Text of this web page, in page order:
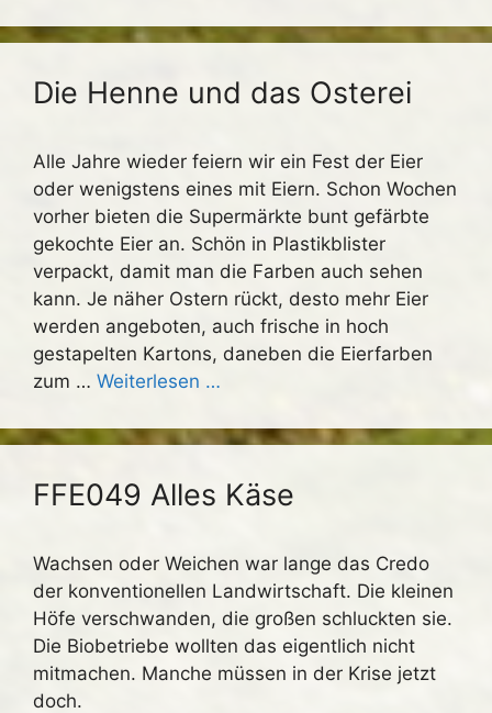
Die Henne und das Osterei
Alle Jahre wieder feiern wir ein Fest der Eier
oder wenigstens eines mit Eiern. Schon Wochen
vorher bieten die Supermärkte bunt gefärbte
gekochte Eier an. Schön in Plastikblister
verpackt, damit man die Farben auch sehen
kann. Je näher Ostern rückt, desto mehr Eier
werden angeboten, auch frische in hoch
gestapelten Kartons, daneben die Eierfarben
zum … Weiterlesen …
FFE049 Alles Käse
Wachsen oder Weichen war lange das Credo
der konventionellen Landwirtschaft. Die kleinen
Höfe verschwanden, die großen schluckten sie.
Die Biobetriebe wollten das eigentlich nicht
mitmachen. Manche müssen in der Krise jetzt
doch.